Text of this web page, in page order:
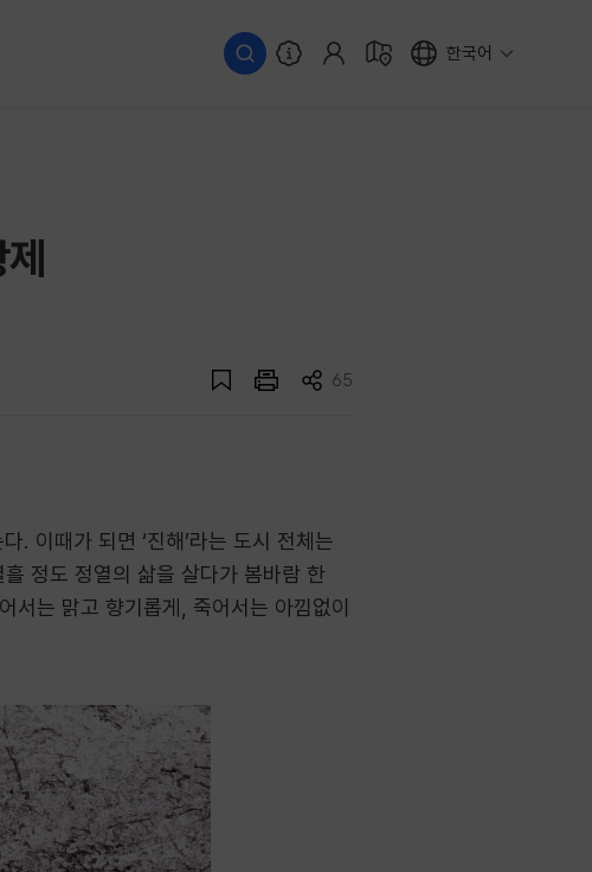
한국어
65
. 이때가 되면 ‘진해’라는 도시 전체는
정도 정열의 삶을 살다가 봄바람 한
서는 맑고 향기롭게, 죽어서는 아낌없이